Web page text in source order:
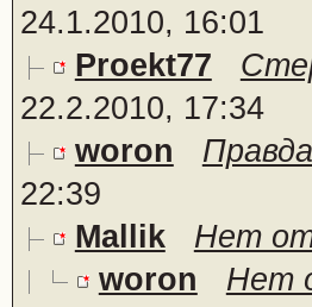
24.1.2010, 16:01
Proekt77
22.2.2010, 17:34
woron
22:39
Mallik
Нет
woron
Нет